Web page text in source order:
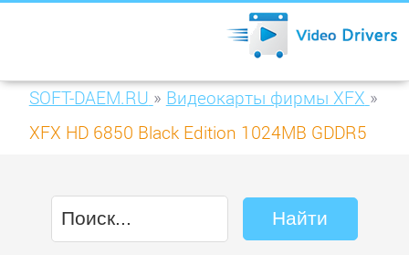
SOFT-DAEM.RU » Видеокарты фирмы XFX »
XFX HD 6850 Black Edition 1024MB GDDR5